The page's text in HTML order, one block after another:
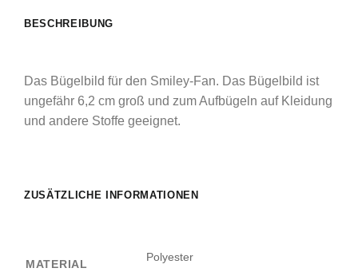
BESCHREIBUNG
Das Bügelbild für den Smiley-Fan. Das Bügelbild ist
ungefähr 6,2 cm groß und zum Aufbügeln auf Kleidung
und andere Stoffe geeignet.
ZUSÄTZLICHE INFORMATIONEN
MATERIAL
Polyester